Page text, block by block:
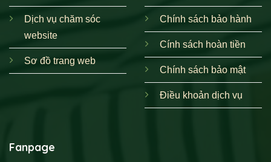
Dịch vụ chăm sóc
website
Sơ đồ trang web
Chính sách bảo hành
Cính sách hoàn tiền
Chính sách bảo mật
Điều khoản dịch vụ
Fanpage